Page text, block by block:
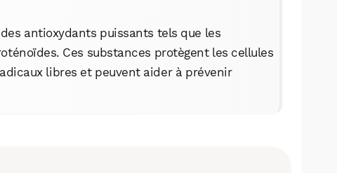
antioxydants puissants tels que les
Ces substances protègent les cellules
libres et peuvent aider à prévenir